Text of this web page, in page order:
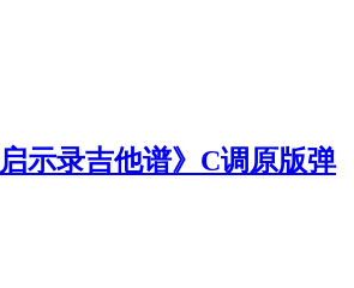
示录吉他谱》C调原版弹